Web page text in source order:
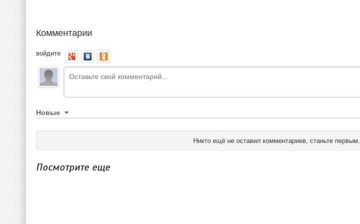
Комментарии
войдите
Новые
Никто ещё не оставил комментариев, станьте первым.
Посмотрите еще